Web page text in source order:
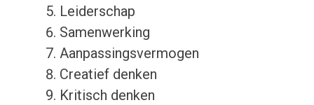
Leiderschap
Samenwerking
Aanpassingsvermogen
Creatief denken
Kritisch denken